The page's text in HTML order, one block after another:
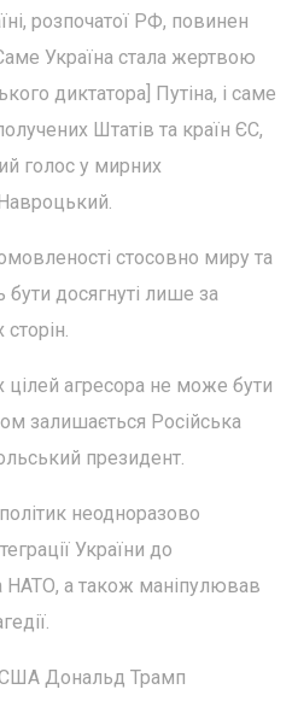
розпочатої РФ, повинен
Україна стала жертвою
диктатора] Путіна, і саме
Штатів та країн ЄС,
голос у мирних
стосовно миру та
досягнуті лише за
цілей агресора не може бути
залишається Російська
президент.
неодноразово
України до
НАТО, а також маніпулював
Дональд Трамп